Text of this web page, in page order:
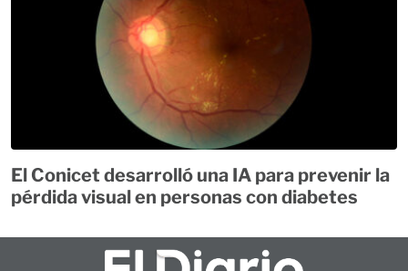
El Conicet desarrolló una IA para prevenir la
pérdida visual en personas con diabetes